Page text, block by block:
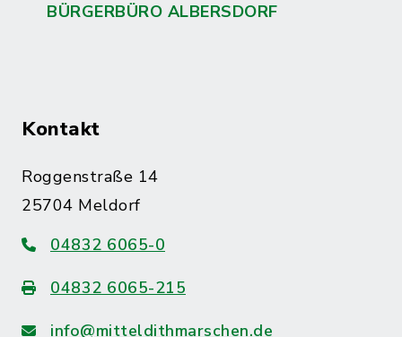
BÜRGERBÜRO ALBERSDORF
Kontakt
Roggenstraße 14
25704 Meldorf
04832 6065-0
04832 6065-215
info@mitteldithmarschen.de